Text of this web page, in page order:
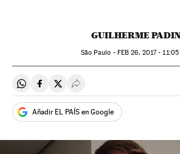
GUILHERME
São Paulo - FEB 26, 2017 - 11:05
Compartir en Whatsapp
Compartir en Facebook
Compartir en Twitter
Desplegar Redes Sociales
Añadir EL PAÍS en Google